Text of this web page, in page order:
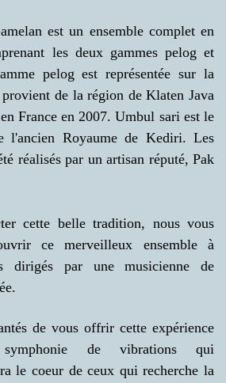
est un ensemble complet en
les deux gammes pelog et
pelog est représentée sur la
de la région de Klaten Java
France en 2007. Umbul sari est le
l'ancien Royaume de Kediri. Les
réalisés par un artisan réputé, Pak
cette belle tradition, nous vous
ce merveilleux ensemble à
dirigés par une musicienne de
de vous offrir cette expérience
de vibrations qui
le coeur de ceux qui recherche la